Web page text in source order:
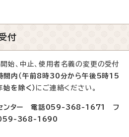
付
始、中止、使用者名義の変更の受付
間内（午前8時30分から午後5時15
始を除く） にご連絡ください。
センター 電話059-368-1671 フ
059-368-1690